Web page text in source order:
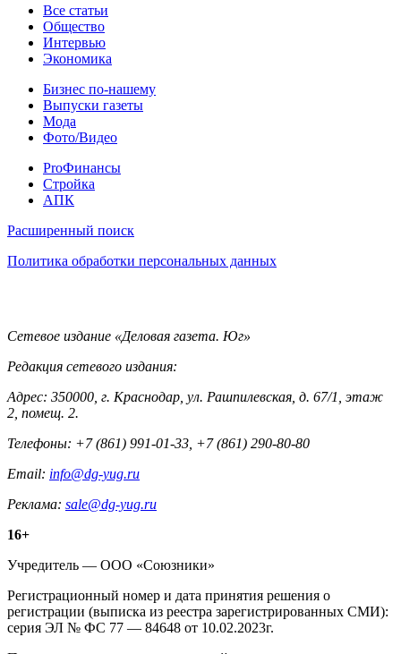
Статьи
Все статьи
Общество
Интервью
Экономика
Разное
Бизнес по-нашему
Выпуски газеты
Мода
Фото/Видео
Pro
ProФинансы
Стройка
АПК
Информация
Расширенный поиск
Политика обработки персональных данных
Контакты
Сетевое издание «Деловая газета. Юг»
Редакция сетевого издания:
Адрес: 350000, г. Краснодар, ул. Рашпилевская, д. 67/1, этаж
2, помещ. 2.
Телефоны: +7 (861) 991-01-33, +7 (861) 290-80-80
Email: info@dg-yug.ru
Реклама: sale@dg-yug.ru
Информация
о
издании
16+
Учредитель — ООО «Союзники»
Регистрационный номер и дата принятия решения о
регистрации (выписка из реестра зарегистрированных СМИ):
серия ЭЛ № ФС 77 — 84648 от 10.02.2023г.